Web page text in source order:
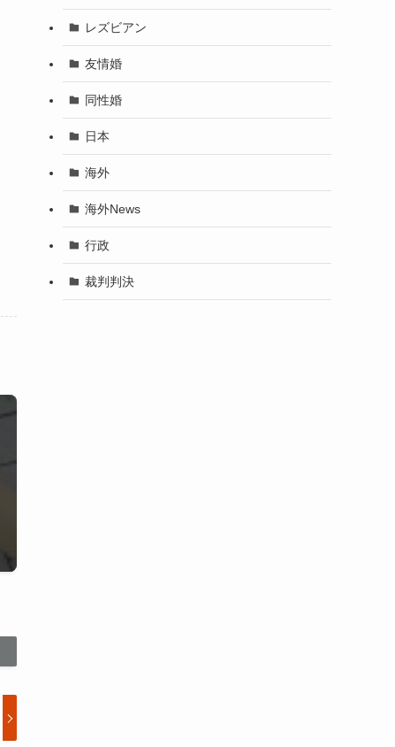
レズビアン
友情婚
同性婚
日本
海外
海外News
行政
裁判判決